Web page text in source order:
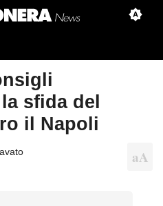
sfida del
il Napoli